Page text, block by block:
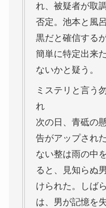
れ、被疑者が取
否定。池本と風
黒だと確信する
簡単に特定出来
ないかと疑う。
ミステリと言う
れ
次の日、青砥の
告がアップされ
ない整は雨の中
ると、見知らぬ
けられた。しば
は、男が記憶を